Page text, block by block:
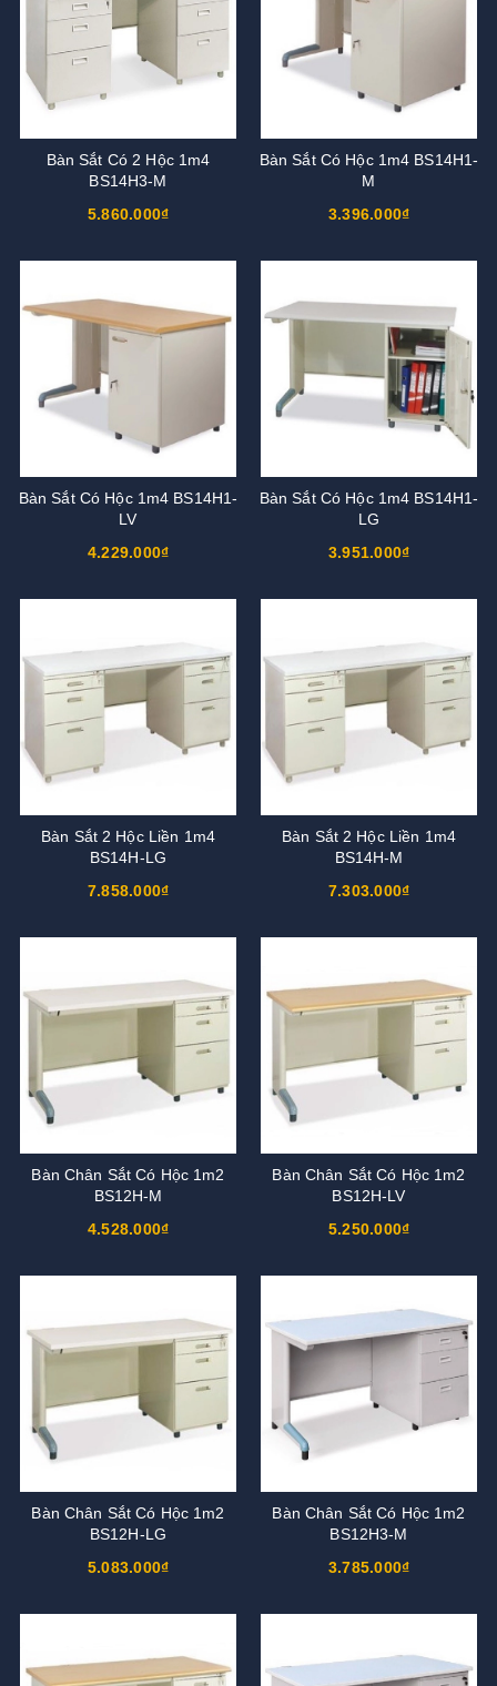
Bàn Sắt Có 2 Hộc 1m4
BS14H3-M
5.860.000₫
Bàn Sắt Có Hộc 1m4 BS14H1-
M
3.396.000₫
Bàn Sắt Có Hộc 1m4 BS14H1-
LV
4.229.000₫
Bàn Sắt Có Hộc 1m4 BS14H1-
LG
3.951.000₫
Bàn Sắt 2 Hộc Liền 1m4
BS14H-LG
7.858.000₫
Bàn Sắt 2 Hộc Liền 1m4
BS14H-M
7.303.000₫
Bàn Chân Sắt Có Hộc 1m2
BS12H-M
4.528.000₫
Bàn Chân Sắt Có Hộc 1m2
BS12H-LV
5.250.000₫
Bàn Chân Sắt Có Hộc 1m2
BS12H-LG
5.083.000₫
Bàn Chân Sắt Có Hộc 1m2
BS12H3-M
3.785.000₫